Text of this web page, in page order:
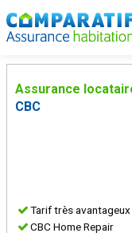
Assurance
CBC
Tarif très avantageux
CBC Home Repair